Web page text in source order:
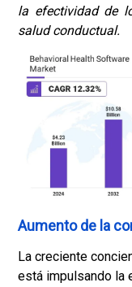
la efectividad de
salud conductual.
Aumento de la
La creciente
está impulsando la